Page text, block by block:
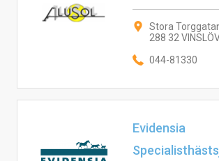
Stora
288 32
044-81330
Evidensia